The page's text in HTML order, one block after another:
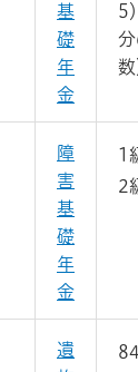
基
礎
年
金
5
障
害
基
礎
年
金
1
2
遺